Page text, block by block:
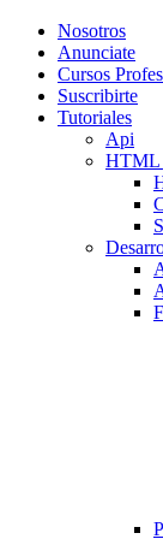
Nosotros
Anunciate
Cursos
Suscribirte
Tutoriales
Api
HTML